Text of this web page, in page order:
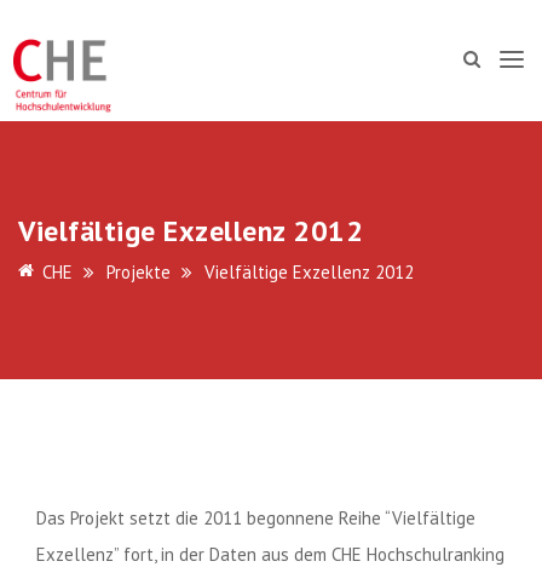
Vielfältige Exzellenz 2012
CHE Projekte Vielfältige Exzellenz 2012
Das Projekt setzt die 2011 begonnene Reihe “Vielfältige
Exzellenz” fort, in der Daten aus dem CHE Hochschulranking